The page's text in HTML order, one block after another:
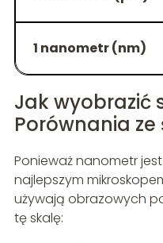
1 nanometr (nm)
Jak wyobrazić
Porównania
Ponieważ nanometr
najlepszym
używają obrazowych
tę skalę: